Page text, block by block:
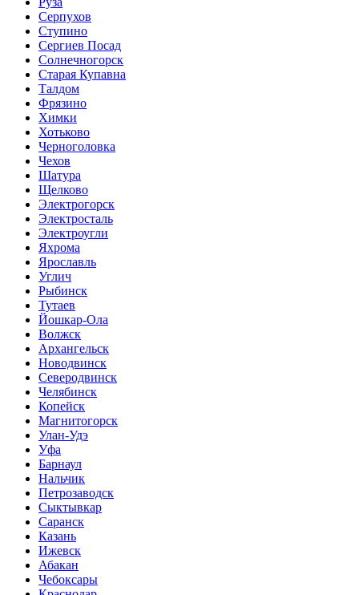
Серпухов
Ступино
Сергиев Посад
Солнечногорск
Старая Купавна
Талдом
Фрязино
Химки
Хотьково
Черноголовка
Чехов
Шатура
Щелково
Электрогорск
Электросталь
Электроугли
Яхрома
Ярославль
Углич
Рыбинск
Тутаев
Йошкар-Ола
Волжск
Архангельск
Новодвинск
Северодвинск
Челябинск
Копейск
Магнитогорск
Улан-Удэ
Уфа
Барнаул
Нальчик
Петрозаводск
Сыктывкар
Саранск
Казань
Ижевск
Абакан
Чебоксары